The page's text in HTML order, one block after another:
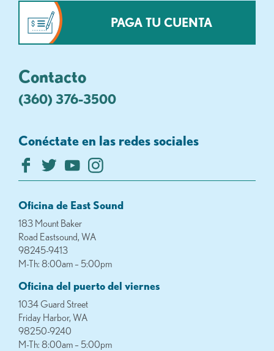
PAGA TU CUENTA
Contacto
(360) 376-3500
Conéctate en las redes sociales
Oficina de East Sound
183 Mount Baker
Road Eastsound, WA
98245-9413
M-Th: 8:00am – 5:00pm
Oficina del puerto del viernes
1034 Guard Street
Friday Harbor, WA
98250-9240
M-Th: 8:00am – 5:00pm